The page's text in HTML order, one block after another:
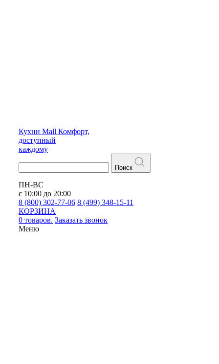
Кухни Mall Комфорт,
доступный
каждому
Поиск
ПН-ВС
с 10:00 до 20:00
8 (800) 302-77-06 8 (499) 348-15-11
КОРЗИНА
0 товаров. Заказать звонок
Меню